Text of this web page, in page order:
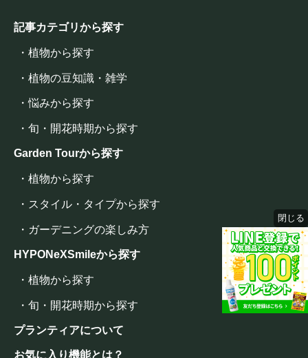
記事カテゴリから探す
・植物から探す
・植物の豆知識・雑学
・悩みから探す
・旬・開花時期から探す
Garden Tourから探す
・植物から探す
・スタイル・タイプから探す
・ガーデニングの楽しみ方
HYPONeXSmileから探す
・植物から探す
・旬・開花時期から探す
プランティアについて
お気に入り機能とは？
閉じる